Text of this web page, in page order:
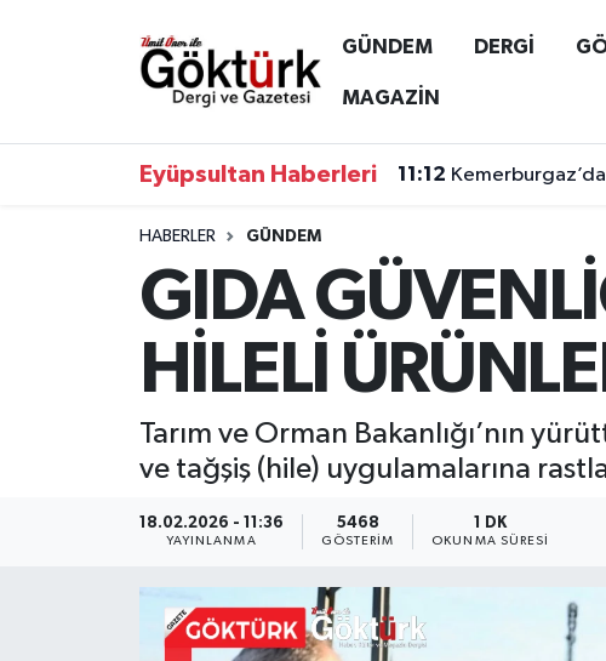
GÜNDEM DERGİ
MAGAZİN
Eyüpsultan Haberleri 11:12
HABERLER GÜNDEM
GIDA
HİLELİ
Tarım ve Orman Bakanlığı’nın
ve tağşiş (hile) uygulamalarına
18.02.2026 - 11:36
YAYINLANMA
5468
GÖSTERIM
1 DK
OKUNMA SÜRESI
Anne Çocuk
GÖKTÜRK
GÜNDEM
KEMERBURGAZ
KÜLTÜR - SANAT
Eyüpsultan Hava Durumu
Tüm Manşetler
Son Dakika Haberleri